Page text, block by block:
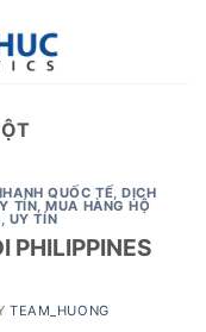
QUỐC TẾ,DỊCH
TÍN,MUA HÀNG HỘ
, UY TÍN
PHILIPPINES
TEAM_HUONG